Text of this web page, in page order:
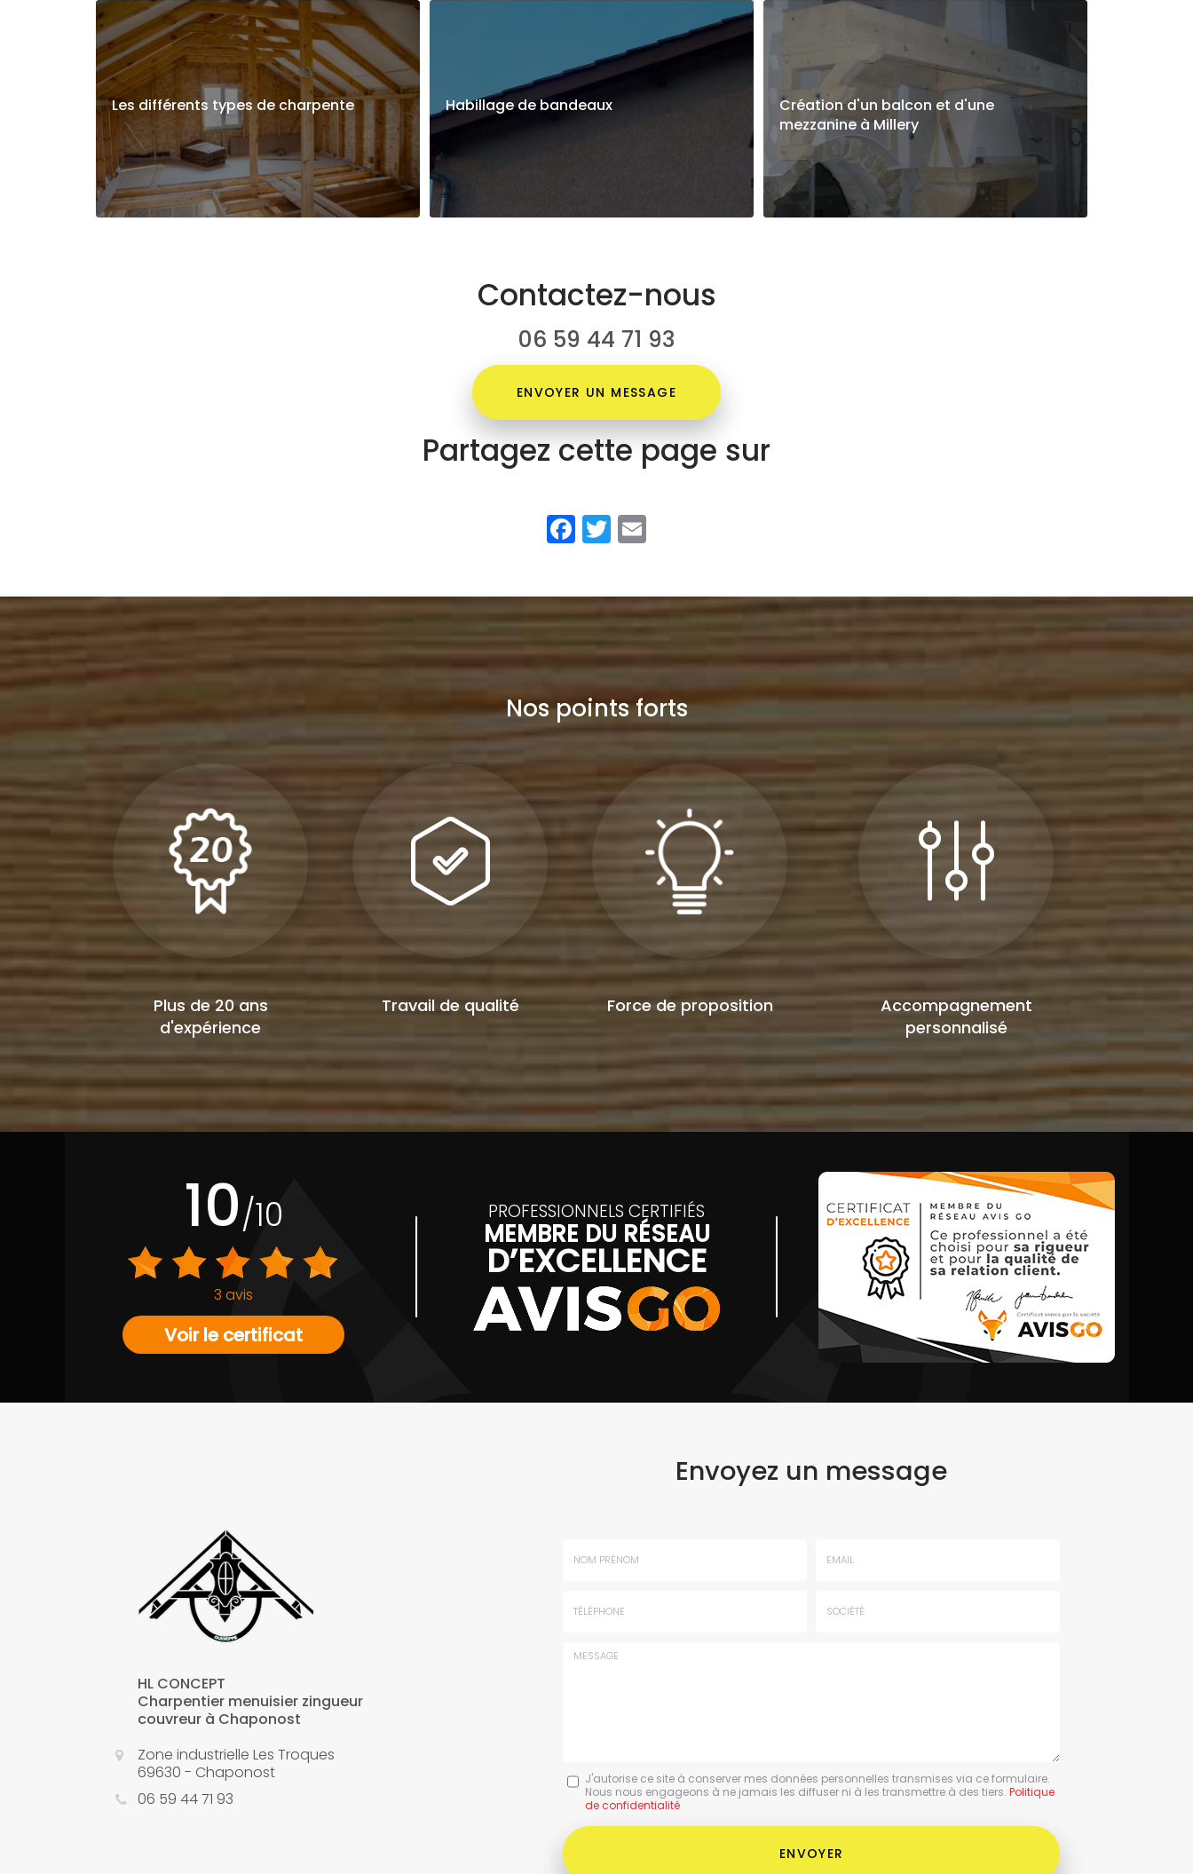
Les différents types de charpente Habillage de bandeaux
Création d'un balcon et d'une
mezzanine à Millery
Contactez-nous
06 59 44 71 93
ENVOYER UN MESSAGE
Partagez cette page sur
Facebook
Twitter
Nos points forts
Plus de 20 ans
d'expérience
Travail de qualité Force de proposition
Accompagnement
personnalisé
10/10
3 avis
Voir le certificat
PROFESSIONNELS CERTIFIÉS
MEMBRE DU RÉSEAU
D’EXCELLENCE
HL CONCEPT
Charpentier menuisier zingueur
couvreur à Chaponost
Zone industrielle Les Troques
69630 - Chaponost
06 59 44 71 93
Envoyez un message
Message
J'autorise ce site à conserver mes données personnelles transmises via ce formulaire.
Nous nous engageons à ne jamais les diffuser ni à les transmettre à des tiers.Politique
de confidentialité
Acceptation
RGPD
ENVOYER